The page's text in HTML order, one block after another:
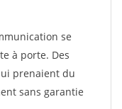
se
à porte. Des
prenaient du
sans garantie